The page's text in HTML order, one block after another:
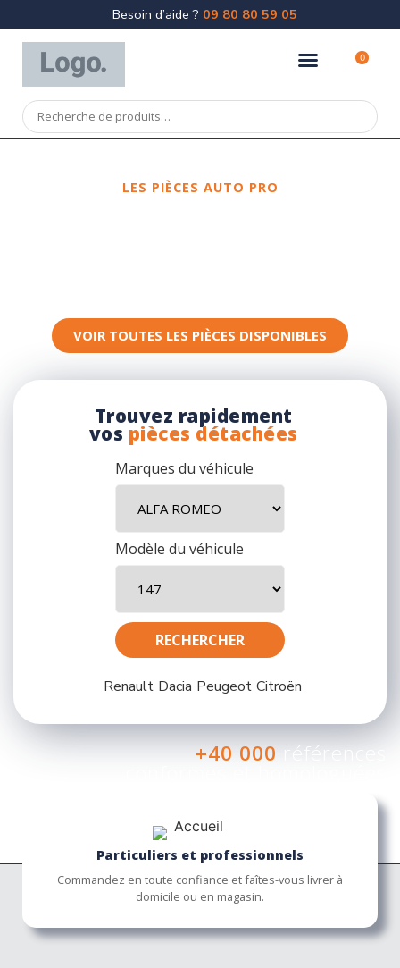
Besoin d’aide ? 09 80 80 59 05
0
LES PIÈCES AUTO PRO
VOIR TOUTES LES PIÈCES DISPONIBLES
Trouvez rapidement
vos pièces détachées
Marques du véhicule
Modèle du véhicule
Renault Dacia Peugeot Citroën
+40 000 références
Particuliers et professionnels
Commandez en toute confiance et faîtes-vous livrer à
domicile ou en magasin.